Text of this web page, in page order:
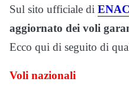
Sul sito ufficiale di ENAC
aggiornato dei voli
Ecco qui di seguito di
Voli nazionali